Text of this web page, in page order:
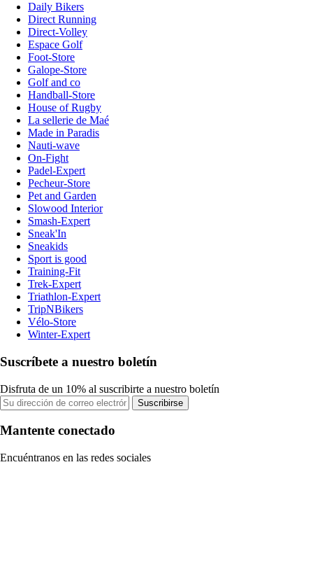
Daily Bikers
Direct Running
Direct-Volley
Espace Golf
Foot-Store
Galope-Store
Golf and co
Handball-Store
House of Rugby
La sellerie de Maé
Made in Paradis
Nauti-wave
On-Fight
Padel-Expert
Pecheur-Store
Pet and Garden
Slowood Interior
Smash-Expert
Sneak'In
Sneakids
Sport is good
Training-Fit
Trek-Expert
Triathlon-Expert
TripNBikers
Vélo-Store
Winter-Expert
Suscríbete a nuestro boletín
Disfruta de un 10% al suscribirte a nuestro boletín
Suscribirse
Mantente conectado
Encuéntranos en las redes sociales